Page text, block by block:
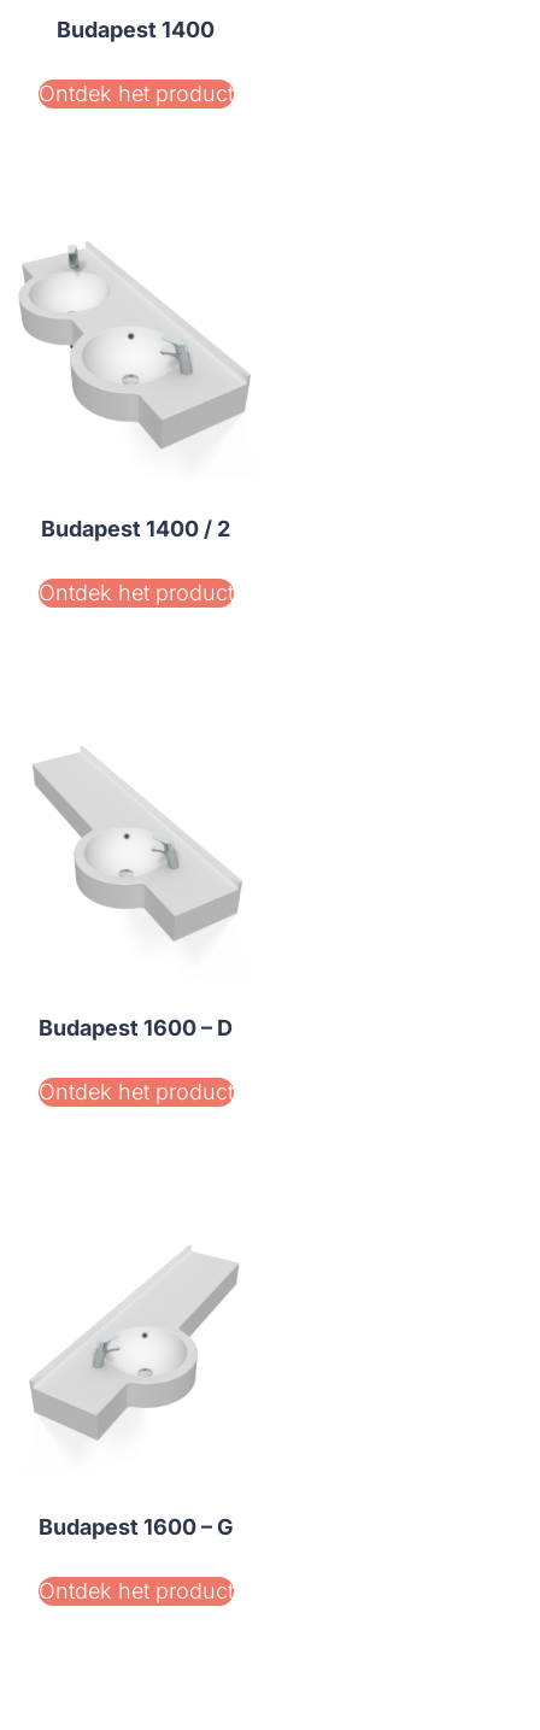
Budapest 1400
Ontdek het product
Budapest 1400 / 2
Ontdek het product
Budapest 1600 – D
Ontdek het product
Budapest 1600 – G
Ontdek het product